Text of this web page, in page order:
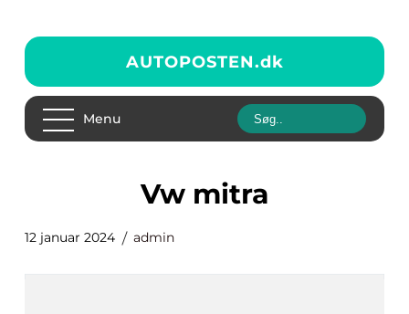
AUTOPOSTEN.dk
Menu
vw mitra
12 januar 2024 admin